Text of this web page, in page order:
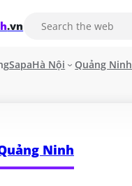
.vn
SapaHà Nội Quảng Ninh
Ninh